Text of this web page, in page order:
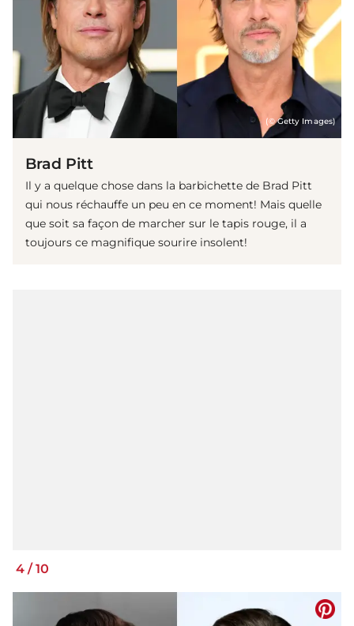
(© Getty Images)
Brad Pitt
Il y a quelque chose dans la barbichette de Brad Pitt
qui nous réchauffe un peu en ce moment! Mais quelle
que soit sa façon de marcher sur le tapis rouge, il a
toujours ce magnifique sourire insolent!
4 /10